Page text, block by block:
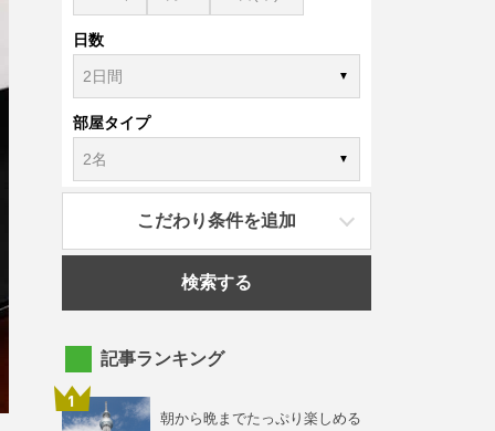
日数
部屋タイプ
こだわり条件を追加
検索する
記事ランキング
朝から晩までたっぷり楽しめる